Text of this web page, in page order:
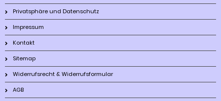
Privatsphäre und Datenschutz
Impressum
Kontakt
Sitemap
Widerrufsrecht & Widerrufsformular
AGB